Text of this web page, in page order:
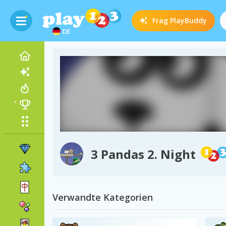
DE
Frag PlayBuddy
3 Pandas 2. Night
Verwandte Kategorien